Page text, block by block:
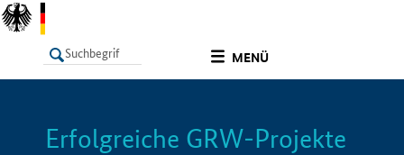
MENÜ
LISTE Info
Erfolgreiche GRW-Projekte